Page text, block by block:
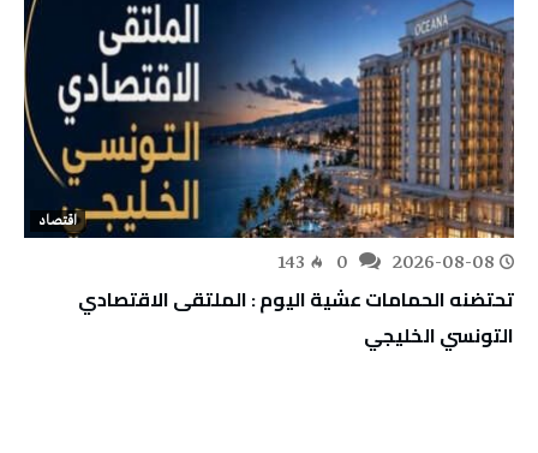
اقتصاد
2026-08-08
143
تحتضنه الحمامات عشية اليوم : الملتقى الاقتصادي
التونسي الخليجي